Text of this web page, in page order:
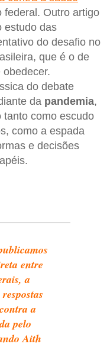
federal. Outro artigo
estudo das
do desafio no
que é o de
do debate
da pandemia,
tanto como escudo
como a espada
e decisões
entre
a
a
pelo
Aith